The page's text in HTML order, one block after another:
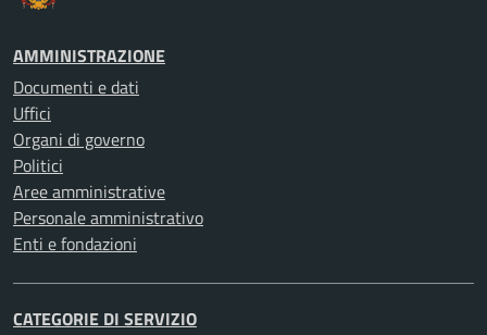
AMMINISTRAZIONE
Documenti e dati
Uffici
Organi di governo
Politici
Aree amministrative
Personale amministrativo
Enti e fondazioni
CATEGORIE DI SERVIZIO